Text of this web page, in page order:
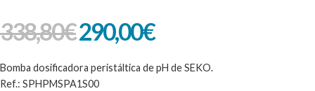
338,80€290,00€
Bomba dosificadora peristáltica de pH de SEKO.
Ref.: SPHPMSPA1S00